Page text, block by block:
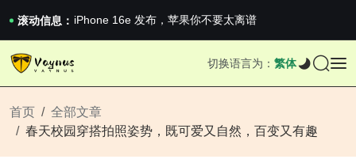
滚动信息： 2026澳网男单收官：全满贯对上全满亚，德约...
《巅峰守卫 Highguard》正式上线，官...
iPhone 16e 发布，苹果你不要太离谱
iPhone 16e 发布，苹果你不要太离谱
切换语言为： 繁体
首页
全部文章
春天校园穿搭拍照姿势，既可爱又自然，百变又有趣